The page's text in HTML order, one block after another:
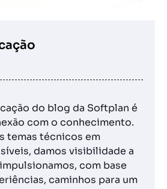
do blog da Softplan é
com o conhecimento.
temas técnicos em
damos visibilidade a
com base
caminhos para um